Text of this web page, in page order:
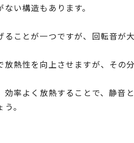
い構造もあります。
ことが一つですが、回転音が
熱性を向上させますが、その
率よく放熱することで、静音
。